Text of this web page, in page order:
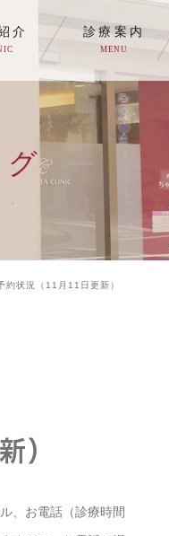
介 診療案内
MENU
各種内視鏡検査につい
生活習慣病
消化器内科・内科
トイレの症状でお悩
グ
約状況（11月11日更新）
）
、お電話（診療時間